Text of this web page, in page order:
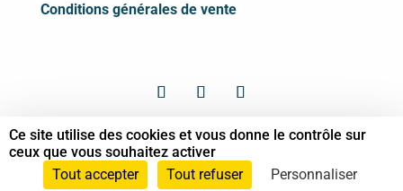
Conditions générales de vente
© Syndicat des Professionnels de Shiatsu -
2026 Tous droits réservés
Ce site utilise des cookies et vous donne le contrôle sur
ceux que vous souhaitez activer
Tout accepter
Tout refuser Personnaliser